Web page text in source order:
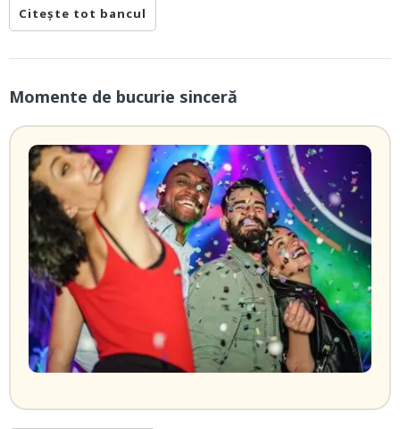
Citește tot bancul
Momente de bucurie sinceră